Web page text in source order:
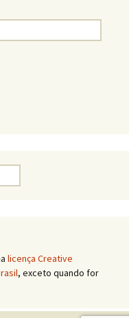
licença Creative
, exceto quando for